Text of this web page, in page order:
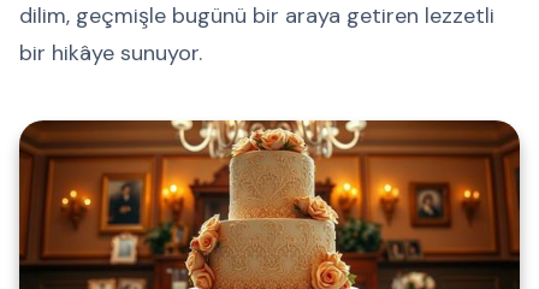
dilim, geçmişle bugünü bir araya getiren lezzetli
bir hikâye sunuyor.